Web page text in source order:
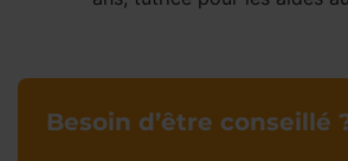
Besoin d’être conseillé